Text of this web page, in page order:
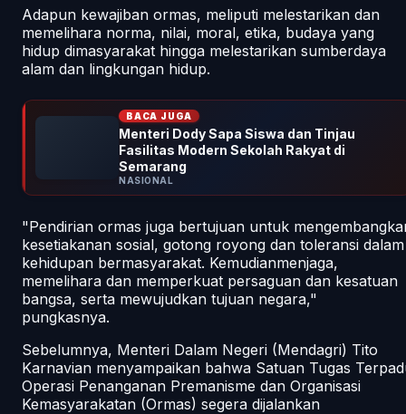
Adapun kewajiban ormas, meliputi melestarikan dan
memelihara norma, nilai, moral, etika, budaya yang
hidup dimasyarakat hingga melestarikan sumberdaya
alam dan lingkungan hidup.
BACA JUGA
Menteri Dody Sapa Siswa dan Tinjau
Fasilitas Modern Sekolah Rakyat di
Semarang
NASIONAL
"Pendirian ormas juga bertujuan untuk
kesetiakanan sosial, gotong royong dan toleransi dalam
kehidupan bermasyarakat. Kemudianmenjaga,
memelihara dan memperkuat persaguan dan kesatuan
bangsa, serta mewujudkan tujuan negara,"
pungkasnya.
Sebelumnya, Menteri Dalam Negeri (Mendagri) Tito
Karnavian menyampaikan bahwa Satuan Tugas
Operasi Penanganan Premanisme dan Organisasi
Kemasyarakatan (Ormas) segera dijalankan